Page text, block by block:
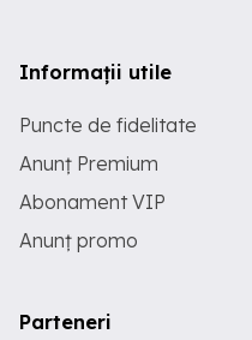
Informații utile
Puncte de fidelitate
Anunț Premium
Abonament VIP
Anunț promo
Parteneri